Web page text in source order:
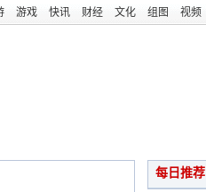
游戏 快讯 财经 文化 组图 视频
每日推荐